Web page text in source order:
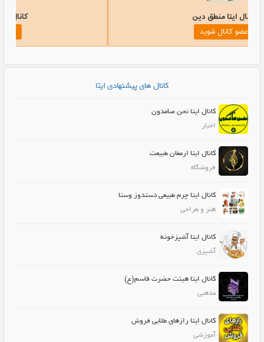
کانال ایتا منطق دین
کانال های پیشنهادی ایتا
کانال ایتا نحن صامدون
اخبار
کانال ایتا ارمغان طبیعت
فروشگاه
کانال ایتا چرم طبیعی دستدوز وستا
هنر و طراحی
کانال ایتا آشپزخونه
آشپزی
کانال ایتا هیئت حضرت قاسم(ع)
مذهبی
کانال ایتا رازهای طلایی فروش
آموزشی